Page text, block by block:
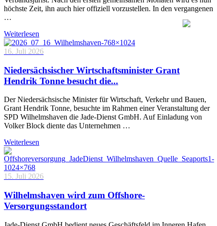
höchste Zeit, ihn auch hier offiziell vorzustellen. In den vergangenen
…
Weiterlesen
16. Juli 2026
Niedersächsischer Wirtschaftsminister Grant
Hendrik Tonne besucht die...
Der Niedersächsische Minister für Wirtschaft, Verkehr und Bauen,
Grant Hendrik Tonne, besuchte im Rahmen einer Veranstaltung der
SPD Wilhelmshaven die Jade-Dienst GmbH. Auf Einladung von
Volker Block diente das Unternehmen …
Weiterlesen
15. Juli 2026
Wilhelmshaven wird zum Offshore-
Versorgungsstandort